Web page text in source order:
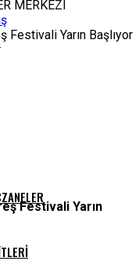
MERKEZI
Festivali Yarın